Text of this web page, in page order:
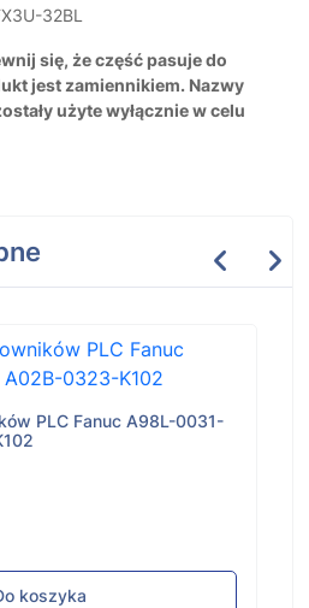
32BL
się, że część pasuje do
jest zamiennikiem. Nazwy
użyte wyłącznie w celu
PLC Fanuc A98L-0031-
koszyka